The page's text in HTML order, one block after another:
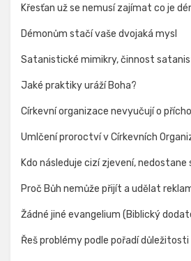
Křesťan už se nemusí zajímat co je
Démonům stačí vaše dvojaká mysl
Satanistické mimikry, činnost
Jaké praktiky uráží Boha?
Církevní organizace nevyučují o
Umlčení proroctví v Církevních
Kdo následuje cizí zjevení, nedostane
Proč Bůh nemůže přijít a udělat
Žádné jiné evangelium (Biblický
Řeš problémy podle pořadí důležitosti